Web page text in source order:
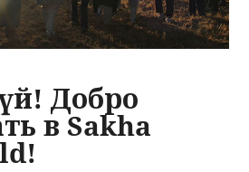
Добро
в Sakha